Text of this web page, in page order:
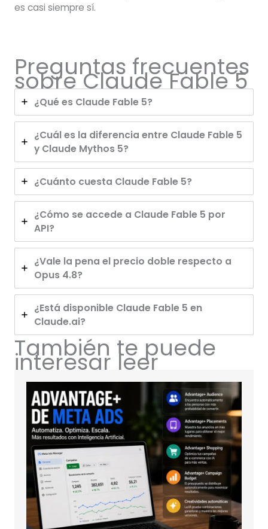
es casi siempre sí.
Preguntas frecuentes
sobre Claude Fable 5
¿Qué es Claude Fable 5?
¿Cuál es la diferencia entre Claude Fable 5
y Claude Mythos 5?
¿Cuánto cuesta Claude Fable 5?
¿Cómo se accede a Claude Fable 5 por
API?
¿Vale la pena el precio doble respecto a
Opus 4.8?
¿Está disponible Claude Fable 5 en
Claude.ai?
También te puede
interesar leer